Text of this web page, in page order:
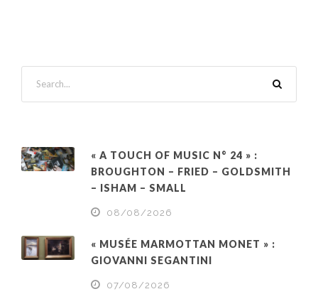
« A TOUCH OF MUSIC N° 24 » :
BROUGHTON – FRIED – GOLDSMITH
– ISHAM – SMALL
08/08/2026
« MUSÉE MARMOTTAN MONET » :
GIOVANNI SEGANTINI
07/08/2026